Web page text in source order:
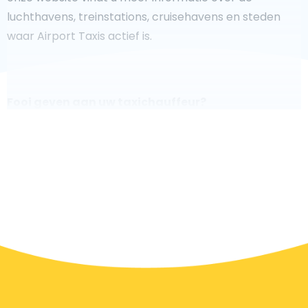
luchthavens, treinstations, cruisehavens en steden
waar Airport Taxis actief is.
mogelijk heeft gemaakt, dan bent u van harte welkom
om een fooi te geven.